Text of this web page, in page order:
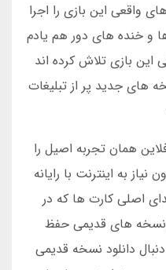
واقعی این بازی را اجرا
و خنده های دور هم یادم
بازی تلاش کرده اند
های جدید پر از تبلیغات
کلاسیک آفلاین همان تجربه اصیل را
به اینترنت با رایانه
اصلی کارت ها که در
های قدیمی حفظ
دانلود نسخه قدیمی